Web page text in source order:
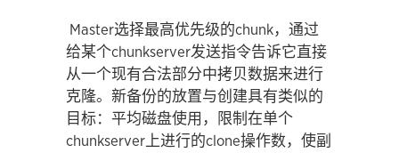
Master选择最高优先级的chunk，通过
给某个chunkserver发送指令告诉它直接
从一个现有合法部分中拷贝数据来进行
克隆。新备份的放置与创建具有类似的
目标：平均磁盘使用，限制在单个
chunkserver上进行的clone操作数，使副